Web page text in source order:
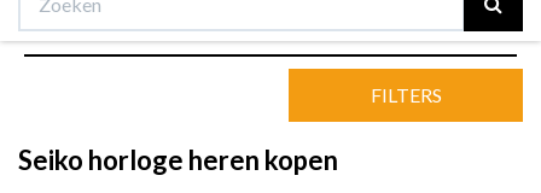
Uw winkelwagen is leeg.
FILTERS
Seiko horloge heren kopen